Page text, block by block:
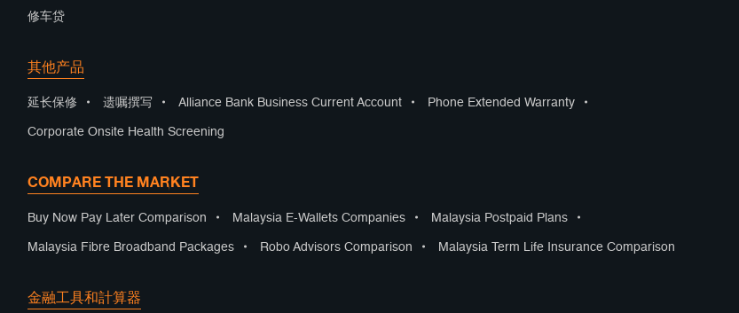
修车贷
其他产品
延长保修 • 遗嘱撰写 • Alliance Bank Business Current Account • Phone Extended Warranty •
Corporate Onsite Health Screening
COMPARE THE MARKET
Buy Now Pay Later Comparison • Malaysia E-Wallets Companies • Malaysia Postpaid Plans •
Malaysia Fibre Broadband Packages • Robo Advisors Comparison • Malaysia Term Life Insurance Comparison
金融工具和計算器